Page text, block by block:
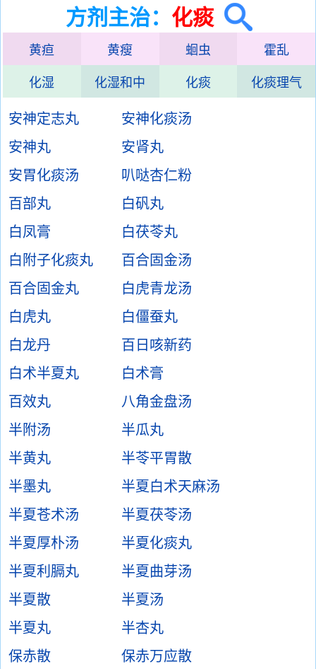
方剂主治： 化痰
黄疸 黄瘦 蛔虫 霍乱
化湿 化湿和中 化痰 化痰理气
安神定志丸
安神化痰汤
安神丸
安肾丸
安胃化痰汤
叭哒杏仁粉
百部丸
白矾丸
白凤膏
白茯苓丸
白附子化痰丸
百合固金汤
百合固金丸
白虎青龙汤
白虎丸
白僵蚕丸
白龙丹
百日咳新药
白术半夏丸
白术膏
百效丸
八角金盘汤
半附汤
半瓜丸
半黄丸
半苓平胃散
半墨丸
半夏白术天麻汤
半夏苍术汤
半夏茯苓汤
半夏厚朴汤
半夏化痰丸
半夏利膈丸
半夏曲芽汤
半夏散
半夏汤
半夏丸
半杏丸
保赤散
保赤万应散